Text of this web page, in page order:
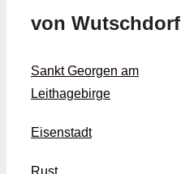
von Wutschdorf
Sankt Georgen am
Leithagebirge
Eisenstadt
Rust